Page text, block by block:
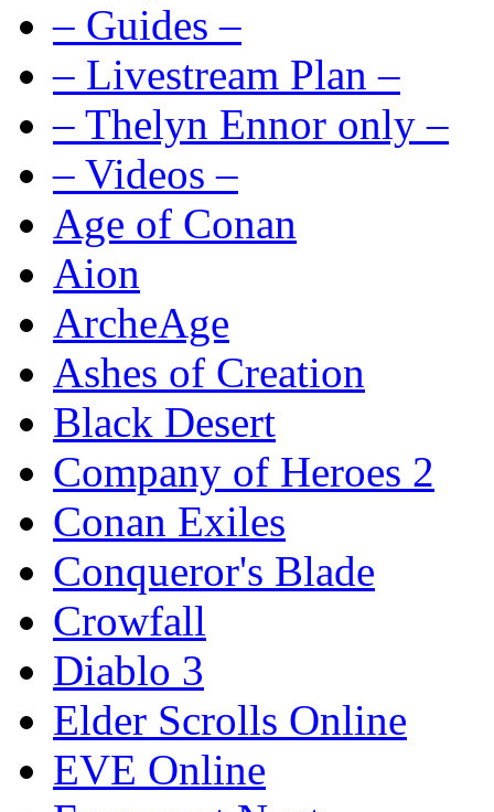
– Guides –
– Livestream Plan –
– Thelyn Ennor only –
– Videos –
Age of Conan
Aion
ArcheAge
Ashes of Creation
Black Desert
Company of Heroes 2
Conan Exiles
Conqueror's Blade
Crowfall
Diablo 3
Elder Scrolls Online
EVE Online